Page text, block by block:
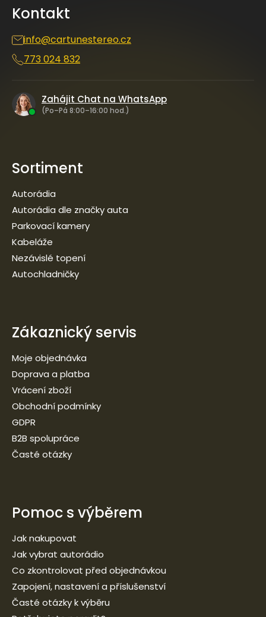
Kontakt
info@cartunestereo.cz
773 024 832
Zahájit Chat na WhatsApp
(Po–Pá 8:00–16:00 hod.)
Sortiment
Autorádia
Autorádia dle značky auta
Parkovací kamery
Kabeláže
Nezávislé topení
Autochladničky
Zákaznický servis
Moje objednávka
Doprava a platba
Vrácení zboží
Obchodní podmínky
GDPR
B2B spolupráce
Časté otázky
Pomoc s výběrem
Jak nakupovat
Jak vybrat autorádio
Co zkontrolovat před objednávkou
Zapojení, nastavení a příslušenství
Časté otázky k výběru